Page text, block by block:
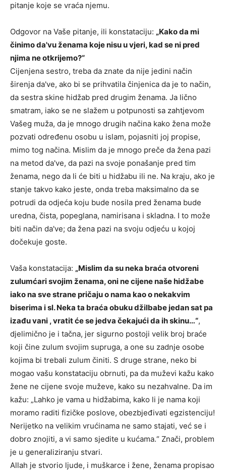
pitanje koje se vraća njemu.
Odgovor na Vaše pitanje, ili konstataciju: „Kako da mi
činimo da'vu ženama koje nisu u vjeri, kad se ni pred
njima ne otkrijemo?“
Cijenjena sestro, treba da znate da nije jedini način
širenja da've, ako bi se prihvatila činjenica da je to način,
da sestra skine hidžab pred drugim ženama. Ja lično
smatram, iako se ne slažem u potpunosti sa zahtjevom
Vašeg muža, da je mnogo drugih načina kako žena može
pozvati određenu osobu u islam, pojasniti joj propise,
mimo tog načina. Mislim da je mnogo preče da žena pazi
na metod da've, da pazi na svoje ponašanje pred tim
ženama, nego da li će biti u hidžabu ili ne. Na kraju, ako je
stanje takvo kako jeste, onda treba maksimalno da se
potrudi da odjeća koju bude nosila pred ženama bude
uredna, čista, popeglana, namirisana i skladna. I to može
biti način da've; da žena pazi na svoju odjeću u kojoj
dočekuje goste.
Vaša konstatacija: „Mislim da su neka braća otvoreni
zulumćari svojim ženama, oni ne cijene naše hidžabe
iako na sve strane pričaju o nama kao o nekakvim
biserima i sl. Neka ta braća obuku džilbabe jedan sat pa
izađu vani , vratit će se jedva čekajući da ih skinu…“,
djelimično je i tačna, jer sigurno postoji velik broj braće
koji čine zulum svojim supruga, a one su zadnje osobe
kojima bi trebali zulum činiti. S druge strane, neko bi
mogao vašu konstataciju obrnuti, pa da muževi kažu kako
žene ne cijene svoje muževe, kako su nezahvalne. Da im
kažu: „Lahko je vama u hidžabima, kako li je nama koji
moramo raditi fizičke poslove, obezbjeđivati egzistenciju!
Nerijetko na velikim vrućinama ne samo stajati, već se i
dobro znojiti, a vi samo sjedite u kućama.“ Znači, problem
je u generaliziranju stvari.
Allah je stvorio ljude, i muškarce i žene, ženama propisao